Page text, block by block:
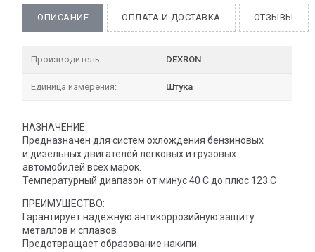
ОПИСАНИЕ ОПЛАТА И ДОСТАВКА ОТЗЫВЫ
Производитель: DEXRON
Единица измерения: Штука
НАЗНАЧЕНИЕ:
Предназначен для систем охлождения бензиновых
и дизельных двигателей легковых и грузовых
автомобилей всех марок.
Температурный диапазон от минус 40 С до плюс 123 С
ПРЕИМУЩЕСТВО:
Гарантирует надежную антикоррозийную защиту
металлов и сплавов
Предотвращает образование накипи.